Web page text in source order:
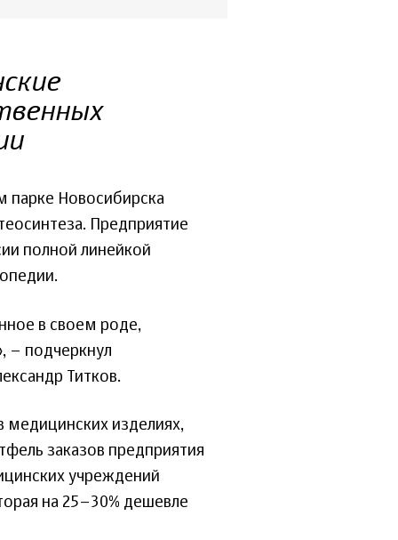
Новосибирска
Предприятие
полной линейкой
в своем роде,
– подчеркнул
Титков.
медицинских изделиях,
заказов предприятия
учреждений
на 25–30% дешевле